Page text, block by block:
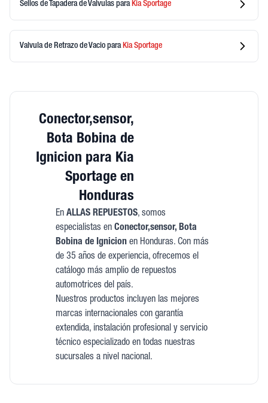
Sellos de Tapadera de Valvulas para KiaSportage
Valvula de Retrazo de Vacio para KiaSportage
Conector,sensor,
Bota Bobina de
Ignicion para Kia
Sportage en
Honduras
En ALLAS REPUESTOS, somos
especialistas en Conector,sensor, Bota
Bobina de Ignicionen Honduras. Con más
de 35 años de experiencia, ofrecemos el
catálogo más amplio de repuestos
automotrices del país.
Nuestros productos incluyen las mejores
marcas internacionales con garantía
extendida, instalación profesional y servicio
técnico especializado en todas nuestras
sucursales a nivel nacional.